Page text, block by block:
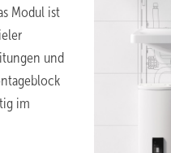
Modul ist
und
im